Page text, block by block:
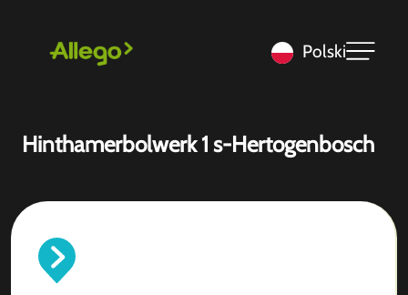
Polski
Hinthamerbolwerk 1 s-Hertogenbosch